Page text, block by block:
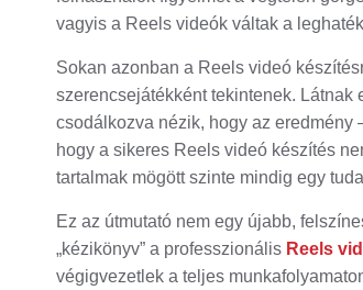
vagyis a Reels videók váltak a
Sokan azonban a Reels videó
szerencsejátékként tekintenek. Látnak
csodálkozva nézik, hogy az eredmény
hogy a sikeres Reels videó készítés
tartalmak mögött szinte mindig egy
Ez az útmutató nem egy újabb,
„kézikönyv” a professzionális Reels
végigvezetlek a teljes